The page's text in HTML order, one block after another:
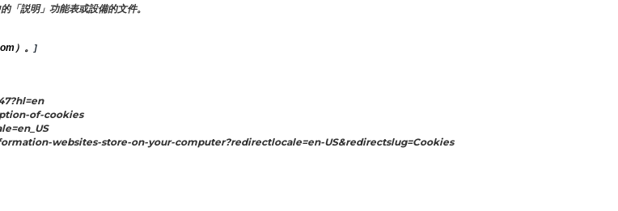
「説明」功能表或設備的文件。
）。 ]
of-cookies
websites-store-on-your-computer?redirectlocale=en-US&redirectslug=Cookies